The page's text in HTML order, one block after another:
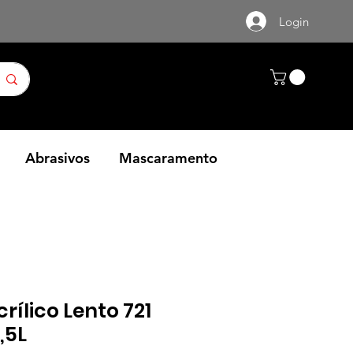
Login
Abrasivos Mascaramento
Lento 721